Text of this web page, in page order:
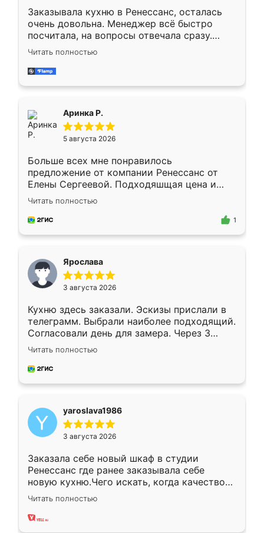
Заказывала кухню в Ренессанс, осталась
очень довольна. Менеджер всё быстро
посчитала, на вопросы отвечала сразу.
Замерщик приехал в субботу, подошёл к
делу со всей ответственностью. Собрали
за день, ребята работали аккуратно, даже
Читать полностью
Аринка Р.
5 августа 2026
Больше всех мне понравилось
предложение от компании Ренессанс от
Елены Сергеевой. Подходяшщая цена и
короткие сроки изготовления. Приехавший
для замера сотрудник Владислав
предложил по моему эскизу самый
Читать полностью
1
Ярослава
3 августа 2026
Кухню здесь заказали. Эскизы прислали в
телеграмм. Выбрали наиболее подходящий.
Согласовали день для замера. Через 3
недели кухня была уже готова. Остались
довольны работой. Спасибо Ренессанс
мебель за качественную работу!
Читать полностью
yaroslava1986
3 августа 2026
Заказала себе новый шкаф в студии
Ренессанс где ранее заказывала себе
новую кухню.Чего искать, когда качеством
вполне довольна. Служит кухня уже почти
два года, нареканий нет.
Читать полностью